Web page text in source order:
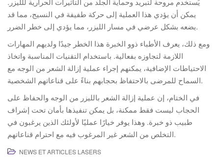
يمكن أن يؤدي هذا العملية إلى حركة طفيفة في النسيج، مما قد
يضعه بشكل عرضي في مسار الليزر، مما يؤدي إلى خطر الضرر.
ومع ذلك، يعرف الأطباء ذوو الخبرة هذا الخطر جيدًا ولديهم المهارات
اللازمة لتجاوزه بفعالية. باستخدام التقنيات المناسبة واتخاذ
الاحتياطات الإضافية، يمكنهم إجراء عملية إزالة الشعر من الوجه مع
السماح للمرضى بالاحتفاظ بحجابهم بناءً على قناعاتهم الشخصية.
في الختام، إن عملية إزالة الشعر بالليزر من الوجه والحفاظ على
الحجاب ليست فقط ممكنة، بل يمكن تنفيذها بأمان تحت إشراف
طبيب ذو خبرة. وهذا يوفر خيارًا عمليًا لأولئك الذين يرغبون في
التخلص من الشعر غير المرغوب فيه مع احترام قناعاتهم.
NEWS ET ARTICLES LASERS